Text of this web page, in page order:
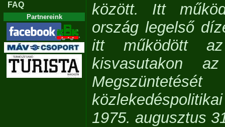
FAQ
Partnereink
között. Itt
ország legelső
itt működött
kisvasutakon
1975. augusztus